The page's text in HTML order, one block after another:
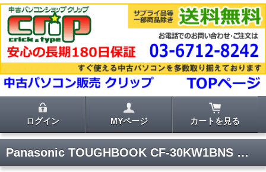
ログイン MYページ カートを見る
Panasonic TOUGHBOOK CF-30KW1BNS 【Windows7 Pro・メモリ3GB・DVD搭載】